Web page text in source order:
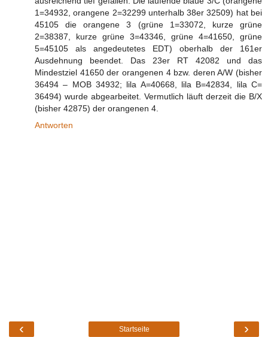
1=34932, orangene 2=32299 unterhalb 38er 32509) hat bei
45105 die orangene 3 (grüne 1=33072, kurze grüne
2=38387, kurze grüne 3=43346, grüne 4=41650, grüne
5=45105 als angedeutetes EDT) oberhalb der 161er
Ausdehnung beendet. Das 23er RT 42082 und das
Mindestziel 41650 der orangenen 4 bzw. deren A/W (bisher
36494 – MOB 34932; lila A=40668, lila B=42834, lila C=
36494) wurde abgearbeitet. Vermutlich läuft derzeit die B/X
(bisher 42875) der orangenen 4.
Antworten
‹ ›
Startseite